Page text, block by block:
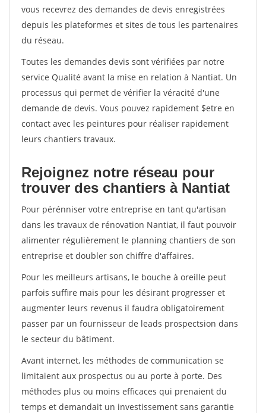
vous recevrez des demandes de devis enregistrées
depuis les plateformes et sites de tous les partenaires
du réseau.
Toutes les demandes devis sont vérifiées par notre
service Qualité avant la mise en relation à Nantiat. Un
processus qui permet de vérifier la véracité d'une
demande de devis. Vous pouvez rapidement $etre en
contact avec les peintures pour réaliser rapidement
leurs chantiers travaux.
Rejoignez notre réseau pour
trouver des chantiers à Nantiat
Pour pérénniser votre entreprise en tant qu'artisan
dans les travaux de rénovation Nantiat, il faut pouvoir
alimenter régulièrement le planning chantiers de son
entreprise et doubler son chiffre d'affaires.
Pour les meilleurs artisans, le bouche à oreille peut
parfois suffire mais pour les désirant progresser et
augmenter leurs revenus il faudra obligatoirement
passer par un fournisseur de leads prospectsion dans
le secteur du bâtiment.
Avant internet, les méthodes de communication se
limitaient aux prospectus ou au porte à porte. Des
méthodes plus ou moins efficaces qui prenaient du
temps et demandait un investissement sans garantie